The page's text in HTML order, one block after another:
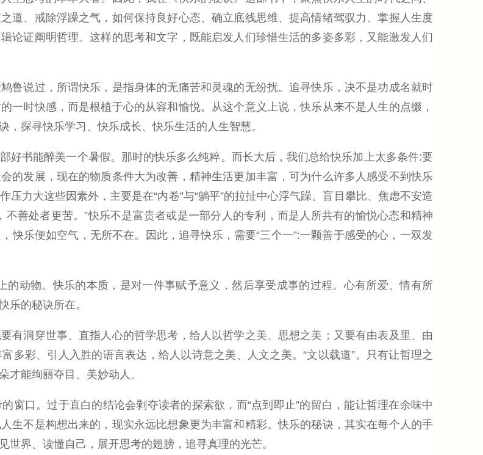
道、戒除浮躁之气，如何保持良好心态、确立底线思维、提高情绪驾驭力、掌握人生度
论证阐明哲理。这样的思考和文字，既能启发人们珍惜生活的多姿多彩，又能激发人们
说过，所谓快乐，是指身体的无痛苦和灵魂的无纷扰。追寻快乐，决不是功成名就时
一时快感，而是根植于心的从容和愉悦。从这个意义上说，快乐从来不是人生的点缀，
探寻快乐学习、快乐成长、快乐生活的人生智慧。
书能醉美一个暑假。那时的快乐多么纯粹。而长大后，我们总给快乐加上太多条件:要
的发展，现在的物质条件大为改善，精神生活更加丰富，可为什么许多人感受不到快乐
力大这些因素外，主要是在“内卷”与“躺平”的拉扯中心浮气躁、盲目攀比、焦虑不安造
善处者更苦。”快乐不是富贵者或是一部分人的专利，而是人所共有的愉悦心态和精神
快乐便如空气，无所不在。因此，追寻快乐，需要“三个一”:一颗善于感受的心，一双发
动物。快乐的本质，是对一件事赋予意义，然后享受成事的过程。心有所爱、情有所
乐的秘诀所在。
洞穿世事、直指人心的哲学思考，给人以哲学之美、思想之美；又要有由表及里、由
多彩、引人入胜的语言表达，给人以诗意之美、人文之美。“文以载道”。只有让哲理之
才能绚丽夺目、美妙动人。
口。过于直白的结论会剥夺读者的探索欲，而“点到即止”的留白，能让哲理在余味中
生不是构想出来的，现实永远比想象更为丰富和精彩。快乐的秘诀，其实在每个人的手
界、读懂自己，展开思考的翅膀，追寻真理的光芒。